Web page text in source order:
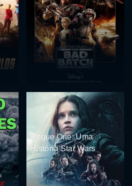
Rogue One: Uma
História Star Wars